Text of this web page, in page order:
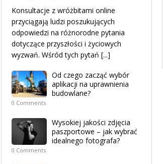
Konsultacje z wróżbitami online
przyciągają ludzi poszukujących
odpowiedzi na różnorodne pytania
dotyczące przyszłości i życiowych
wyzwań. Wśród tych pytań [...]
Od czego zacząć wybór
aplikacji na uprawnienia
budowlane?
0 Comments
Wysokiej jakości zdjęcia
paszportowe – jak wybrać
idealnego fotografa?
0 Comments